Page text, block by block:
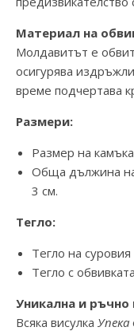
Материал на
Молдавитът е
осигурява
време подчертава
Размери:
Размер на
Обща дължина на
3 см.
Тегло:
Тегло на суровия
Тегло с
Уникална и ръчно
Всяка висулка Упека